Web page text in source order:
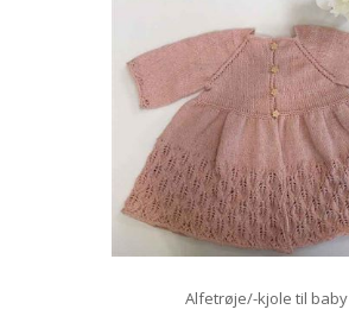
Alfetrøje/-kjole til baby